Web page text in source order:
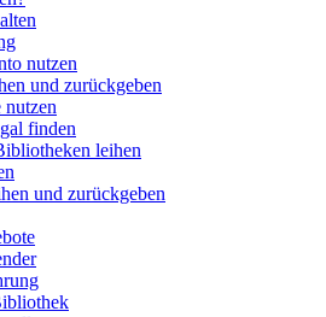
nutzen
und zurückgeben
nutzen
finden
leihen
und zurückgeben